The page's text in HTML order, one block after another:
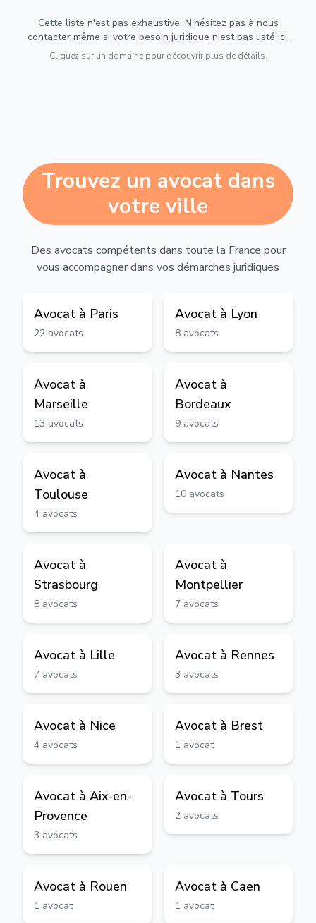
Cette liste n'est pas exhaustive. N'hésitez pas à nous
contacter même si votre besoin juridique n'est pas listé ici.
Cliquez sur un domaine pour découvrir plus de détails.
Trouvez un avocat dans
votre ville
Des avocats compétents dans toute la France pour
vous accompagner dans vos démarches juridiques
Avocat à Paris
22 avocats
Avocat à Lyon
8 avocats
Avocat à
Marseille
13 avocats
Avocat à
Bordeaux
9 avocats
Avocat à
Toulouse
4 avocats
Avocat à Nantes
10 avocats
Avocat à
Strasbourg
8 avocats
Avocat à
Montpellier
7 avocats
Avocat à Lille
7 avocats
Avocat à Rennes
3 avocats
Avocat à Nice
4 avocats
Avocat à Brest
1 avocat
Avocat à Aix-en-
Provence
3 avocats
Avocat à Tours
2 avocats
Avocat à Rouen
1 avocat
Avocat à Caen
1 avocat